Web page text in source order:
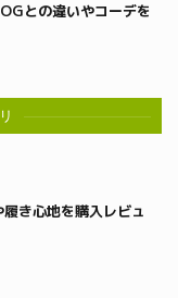
との違いやコーデを
き心地を購入レビュ